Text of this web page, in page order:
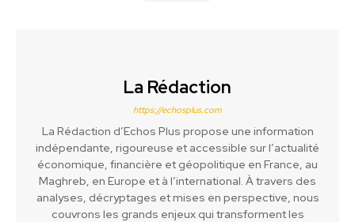
La Rédaction
https://echosplus.com
La Rédaction d’Echos Plus propose une information
indépendante, rigoureuse et accessible sur l’actualité
économique, financière et géopolitique en France, au
Maghreb, en Europe et à l’international. À travers des
analyses, décryptages et mises en perspective, nous
couvrons les grands enjeux qui transforment les